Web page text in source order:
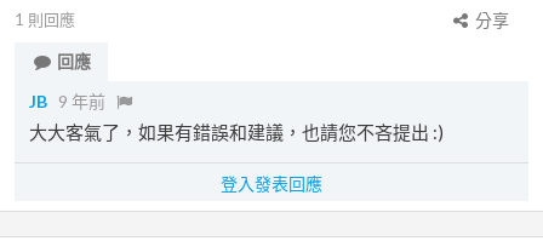
1 則回應
分享
回應
JB 9 年前
大大客氣了，如果有錯誤和建議，也請您不吝提出 :)
登入發表回應